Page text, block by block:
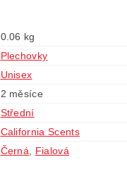
0.06 kg
Plechovky
Unisex
2 měsíce
Střední
California Scents
Černá Fialová